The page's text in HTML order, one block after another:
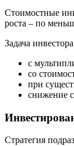
Стоимостные
роста – по
Задача
с
со
при
снижение
Стратегия